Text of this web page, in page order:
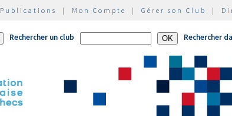
Publications | Mon Compte | Gérer son Club |
Rechercher un club Rechercher